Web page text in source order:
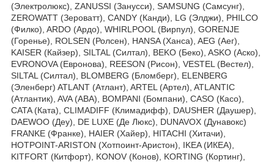
(Электролюкс), ZANUSSI (Занусси), SAMSUNG (Самсунг),
ZEROWATT (Зероватт), CANDY (Канди), LG (Элджи), PHILCO
(Филко), ARDO (Ардо), WHIRLPOOL (Вирпул), GORENJE
(Горенье), ROLSEN (Ролсен), HANSA (Ханса), AEG (Аег),
KAISER (Кайзер), SILTAL (Силтал), BEKO (Беко), ASKO (Аско),
EVRONOVA (Евронова), REESON (Рисон), VESTEL (Вестел),
SILTAL (Силтал), BLOMBERG (Бломберг), ELENBERG
(Эленберг) ATLANT (Атлант), ARTEL (Артел), ATLANTIC
(Атлантик), AVA (АВА), BOMPANI (Бомпани), CASO (Касо),
CATA (Ката), CLIMADIFF (Климадифф), DAUSHER (Даушер),
DAEWOO (Деу), DE LUXE (Де Люкс), DUNAVOX (Дунавокс)
FRANKE (Франке), HAIER (Хайер), HITACHI (Хитачи),
HOTPOINT-ARISTON (Хотпоинт-Аристон), IKEA (ИКЕА),
KITFORT (Китфорт), KONOV (Конов), KORTING (Кортинг),